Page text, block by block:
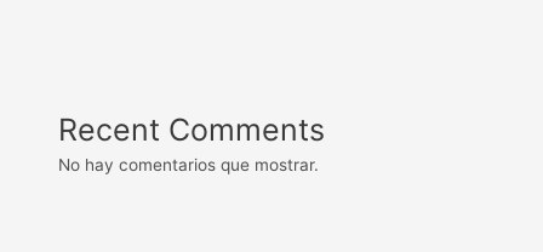
Recent Comments
No hay comentarios que mostrar.